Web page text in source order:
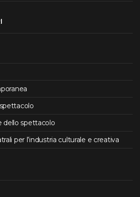
dello spettacolo
per l’industria culturale e creativa